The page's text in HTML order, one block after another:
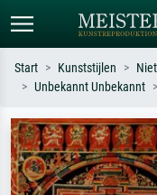
Zoek op kunstenaar, titel of
Monet, Sterrennacht,
Hokusai-golf, naakt.
Start Kunststijlen
Unbekannt Unbekannt